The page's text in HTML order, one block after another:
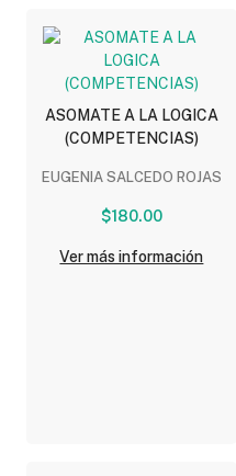
ASOMATE A LA LOGICA
(COMPETENCIAS)
EUGENIA SALCEDO ROJAS
$180.00
Ver más información